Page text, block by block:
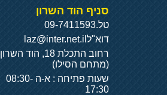
סניף הוד השרון
טל.09-7411593
דוא"ל laz@inter.net.il
רחוב התכלת 18, הוד השרון
(מתחם הסילו)
שעות פתיחה : א-ה 08:30-
17:30